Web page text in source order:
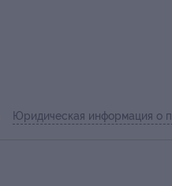
Юридическая информация о